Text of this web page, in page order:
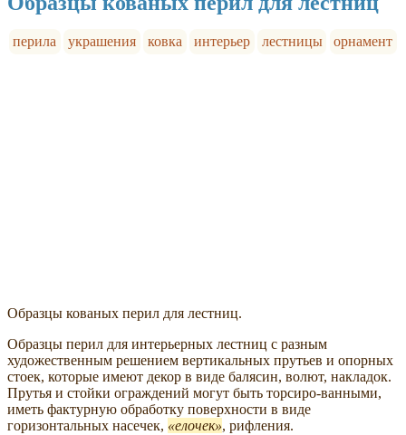
перила украшения ковка интерьер лестницы орнамент
Образцы кованых перил для лестниц.
Образцы перил для интерьерных лестниц с разным
художественным решением вертикальных прутьев и опорных
стоек, которые имеют декор в виде балясин, волют, накладок.
Прутья и стойки ограждений могут быть торсиро-ванными,
иметь фактурную обработку поверхности в виде
горизонтальных насечек,
елочек , рифления.